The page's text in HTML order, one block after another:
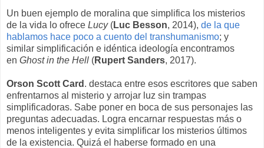
Un buen ejemplo de moralina que simplifica los misterios
de la vida lo ofrece Lucy (Luc Besson, 2014), de la que
hablamos hace poco a cuento del transhumanismo; y
similar simplificación e idéntica ideología encontramos
en Ghost in the Hell (Rupert Sanders, 2017).
Orson Scott Card . destaca entre esos escritores que saben
enfrentarnos al misterio y arrojar luz sin trampas
simplificadoras. Sabe poner en boca de sus personajes las
preguntas adecuadas. Logra encarnar respuestas más o
menos inteligentes y evita simplificar los misterios últimos
de la existencia. Quizá el haberse formado en una